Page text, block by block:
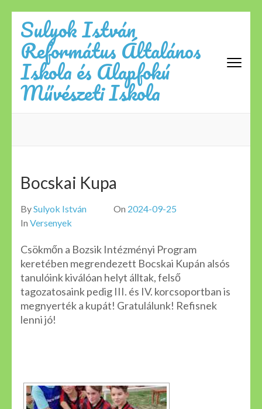
content
(Press
Enter)
Sulyok István
Református Általános
Iskola és Alapfokú
Művészeti Iskola
Bocskai Kupa
BySulyok István On 2024-09-25
In Versenyek
Csökmőn a Bozsik Intézményi Program
keretében megrendezett Bocskai Kupán alsós
tanulóink kiválóan helyt álltak, felső
tagozatosaink pedig III. és IV. korcsoportban is
megnyerték a kupát! Gratulálunk! Refisnek
lenni jó!